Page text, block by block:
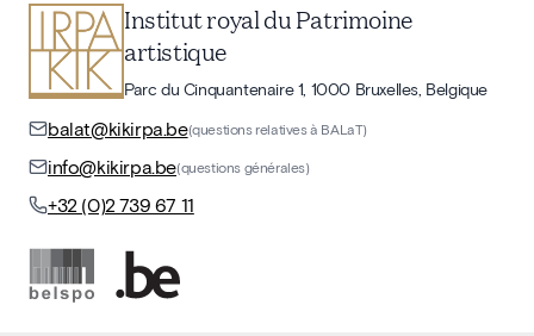
Institut royal du Patrimoine
artistique
Parc du Cinquantenaire 1, 1000 Bruxelles, Belgique
balat@kikirpa.be(questions relatives à BALaT)
info@kikirpa.be(questions générales)
+32 (0)2 739 67 11